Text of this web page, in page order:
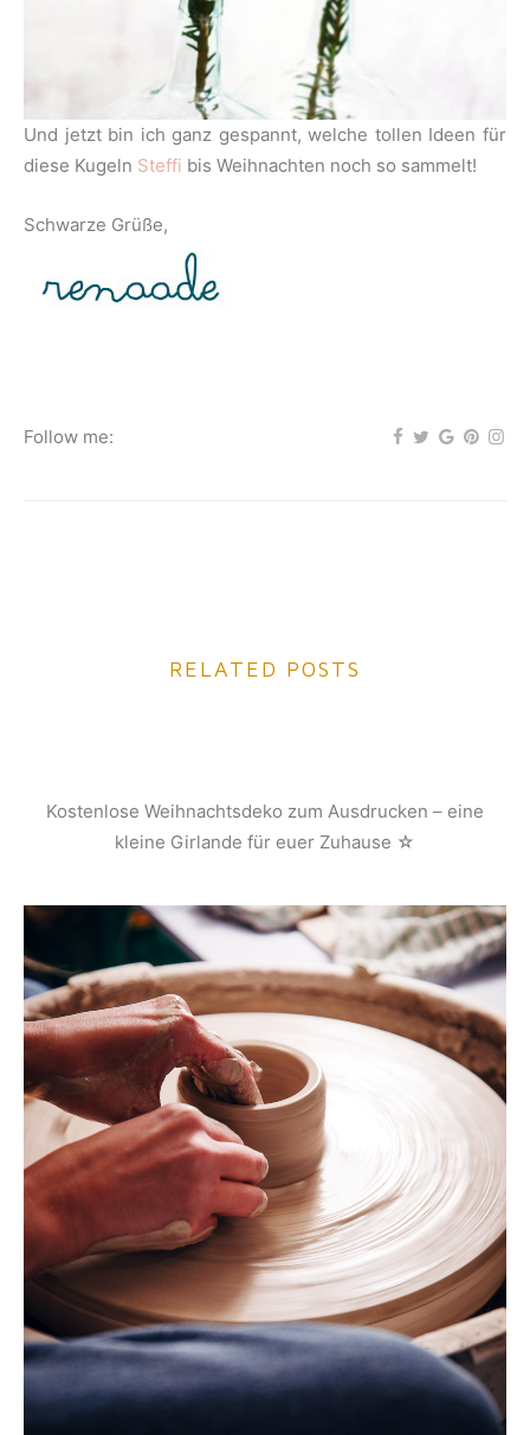
Und jetzt bin ich ganz gespannt, welche tollen Ideen für
diese Kugeln Steffi bis Weihnachten noch so sammelt!
Schwarze Grüße,
Follow me:
RELATED POSTS
Kostenlose Weihnachtsdeko zum Ausdrucken – eine
kleine Girlande für euer Zuhause ☆